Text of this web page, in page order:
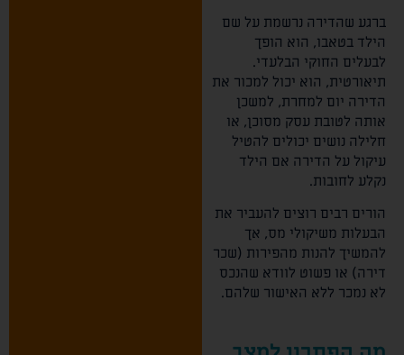
ברגע שהדירה נרשמת על שם
הילד בטאבו, הוא הופך
לבעלים החוקי הבלעדי.
תיאורטית, הוא יכול למכור את
הדירה יום למחרת, למשכן
אותה לטובת עסק מסוכן, או
חלילה נושים יכולים להטיל
עיקול על הדירה אם הילד
נקלע לחובות.
הורים רבים רוצים להעביר את
הבעלות משיקולי מס, אך
להמשיך להנות מהפירות (שכר
דירה) או פשוט לוודא שהנכס
לא נמכר ללא האישור שלהם.